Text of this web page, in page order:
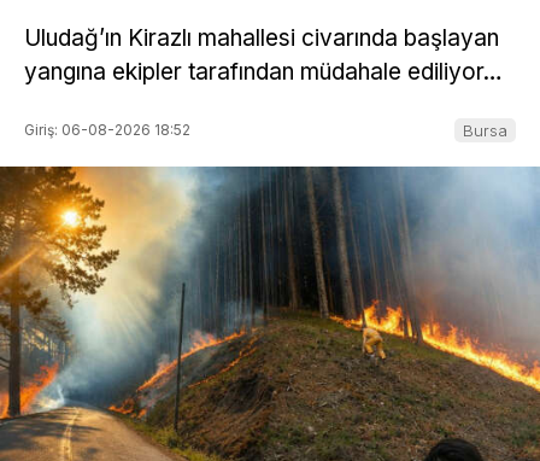
Uludağ’ın Kirazlı mahallesi civarında başlayan
yangına ekipler tarafından müdahale ediliyor…
Giriş: 06-08-2026 18:52 Bursa